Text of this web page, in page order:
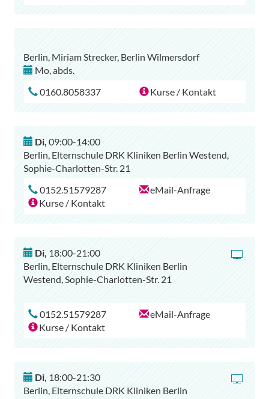
Berlin, Miriam Strecker, Berlin Wilmersdorf
Mo,abds.
0160.8058337
Kurse / Kontakt
Di, 09:00-14:00
Berlin, Elternschule DRK Kliniken Berlin Westend,
Sophie-Charlotten-Str. 21
0152.51579287
eMail-Anfrage
Kurse / Kontakt
Di, 18:00-21:00
Berlin, Elternschule DRK Kliniken Berlin
Westend, Sophie-Charlotten-Str. 21
0152.51579287
eMail-Anfrage
Kurse / Kontakt
Di, 18:00-21:30
Berlin, Elternschule DRK Kliniken Berlin